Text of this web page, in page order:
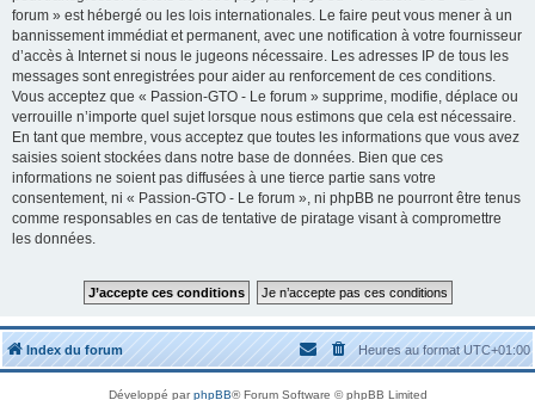
forum » est hébergé ou les lois internationales. Le faire peut vous mener à un
bannissement immédiat et permanent, avec une notification à votre fournisseur
d’accès à Internet si nous le jugeons nécessaire. Les adresses IP de tous les
messages sont enregistrées pour aider au renforcement de ces conditions.
Vous acceptez que « Passion-GTO - Le forum » supprime, modifie, déplace ou
verrouille n’importe quel sujet lorsque nous estimons que cela est nécessaire.
En tant que membre, vous acceptez que toutes les informations que vous avez
saisies soient stockées dans notre base de données. Bien que ces
informations ne soient pas diffusées à une tierce partie sans votre
consentement, ni « Passion-GTO - Le forum », ni phpBB ne pourront être tenus
comme responsables en cas de tentative de piratage visant à compromettre
les données.
Index du forum Heures au formatUTC+01:00
Développé parphpBB® Forum Software © phpBB Limited